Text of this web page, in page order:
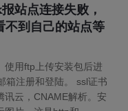
站点连接失败，
不到自己的站点等
使用ftp上传安装包后进
箱注册和登陆。 ssl证书
讯云，CNAME解析。安